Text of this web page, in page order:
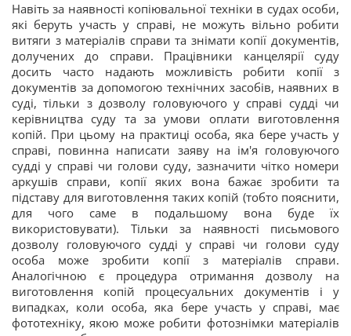
Навіть за наявності копіювальної техніки в судах особи,
які беруть участь у справі, не можуть вільно робити
витяги з матеріалів справи та знімати копії документів,
долучених до справи. Працівники канцелярії суду
досить часто надають можливість робити копії з
документів за допомогою технічних засобів, наявних в
суді, тільки з дозволу головуючого у справі судді чи
керівництва суду та за умови оплати виготовлення
копій. При цьому на практиці особа, яка бере участь у
справі, повинна написати заяву на ім'я головуючого
судді у справі чи голови суду, зазначити чітко номери
аркушів справи, копії яких вона бажає зробити та
підставу для виготовлення таких копій (тобто пояснити,
для чого саме в подальшому вона буде їх
використовувати). Тільки за наявності письмового
дозволу головуючого судді у справі чи голови суду
особа може зробити копії з матеріалів справи.
Аналогічною є процедура отримання дозволу на
виготовлення копій процесуальних документів і у
випадках, коли особа, яка бере участь у справі, має
фототехніку, якою може робити фотознімки матеріалів